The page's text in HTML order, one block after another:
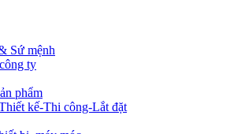
Sứ mệnh
ty
phẩm
kế-Thi công-Lắt đặt